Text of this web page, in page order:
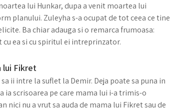
lui Hunkar, dupa a venit moartea lui
planului. Zuleyha s-a ocupat de tot ceea ce tine
Ba chiar adauga si o remarca frumoasa:
cu ea si cu spiritul ei intreprinzator.
lui Fikret
ii intre la suflet la Demir. Deja poate sa puna in
ia scrisoarea pe care mama lui i-a trimis-o
nici nu a vrut sa auda de mama lui Fikret sau de